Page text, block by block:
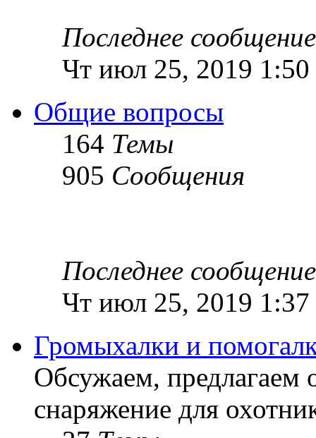
Последнее сообщение
Чт июл 25, 2019 1:50
Общие вопросы
164 Темы
905 Сообщения
Последнее сообщение
Чт июл 25, 2019 1:37
Громыхалки и
Обсужаем, предлагаем
снаряжение для